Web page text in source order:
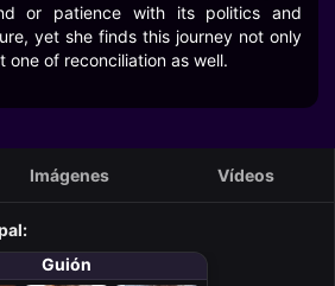
or patience with its politics and
yet she finds this journey not only
one of reconciliation as well.
Imágenes Vídeos
Guión